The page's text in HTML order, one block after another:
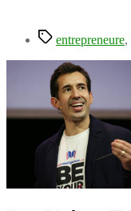
Étiquettes
entrepreneure,